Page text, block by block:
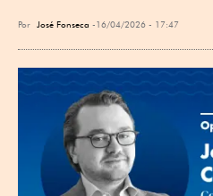
Por José Fonseca 16/04/2026 - 17:47